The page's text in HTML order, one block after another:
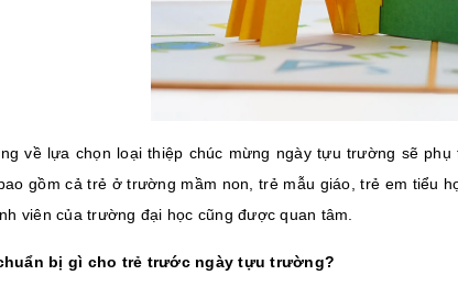
về lựa chọn loại thiệp chúc mừng ngày tựu trường sẽ
gồm cả trẻ ở trường mầm non, trẻ mẫu giáo, trẻ em tiểu
viên của trường đại học cũng được quan tâm.
bị gì cho trẻ trước ngày tựu trường?